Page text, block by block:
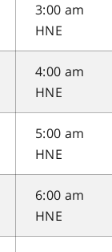
3:00 am
HNE
4:00 am
HNE
5:00 am
HNE
6:00 am
HNE